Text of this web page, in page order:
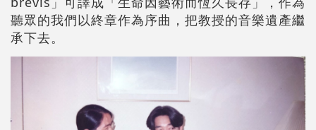
聽眾的我們以終章作為序曲，把教授的音樂遺產繼
承下去。